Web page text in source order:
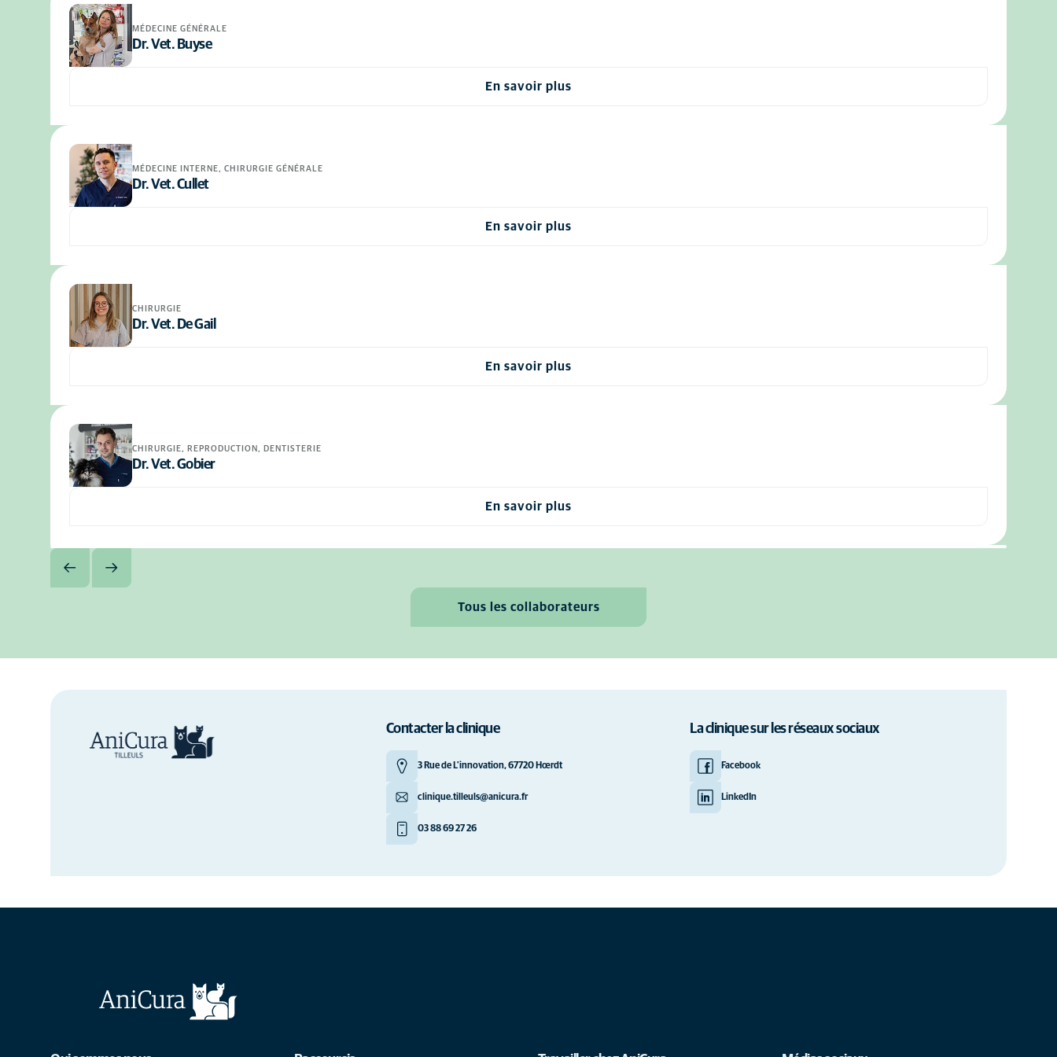
MÉDECINE GÉNÉRALE
Dr. Vet. Buyse
En savoir plus
MÉDECINE INTERNE, CHIRURGIE GÉNÉRALE
Dr. Vet. Cullet
En savoir plus
CHIRURGIE
Dr. Vet. De Gail
En savoir plus
CHIRURGIE, REPRODUCTION, DENTISTERIE
Dr. Vet. Gobier
En savoir plus
Tous les collaborateurs
Contacter la clinique
3 Rue de L'innovation, 67720 Hœrdt
clinique.tilleuls@anicura.fr
03 88 69 27 26
La clinique sur les réseaux sociaux
Facebook
LinkedIn